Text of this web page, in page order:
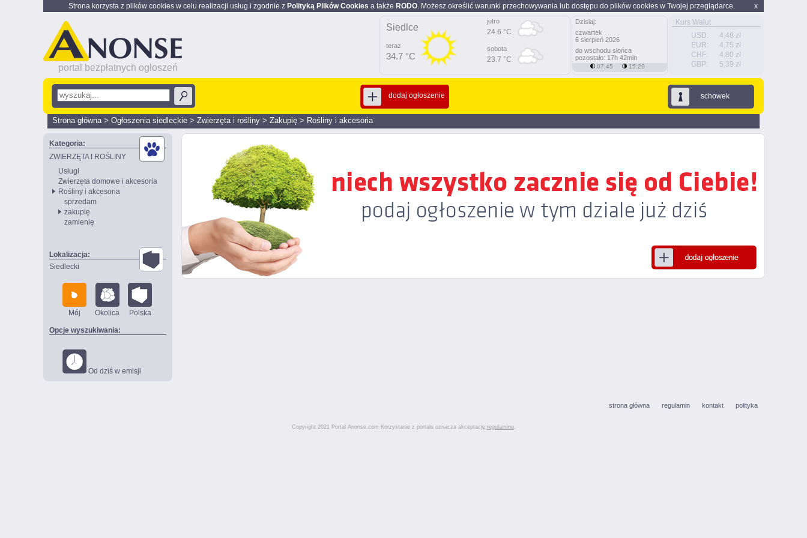
x
Strona korzysta z plików cookies w celu realizacji usług i zgodnie z Polityką Plików Cookies a także RODO. Możesz określić warunki przechowywania lub dostępu do plików cookies w Twojej przeglądarce.
portal bezpłatnych ogłoszeń
Kurs Walut
USD:
4,48 zł
EUR:
4,75 zł
CHF:
4,80 zł
GBP:
5,39 zł
Siedlce
teraz
34.7 °C
jutro
24.6 °C
sobota
23.7 °C
Dzisiaj:
czwartek
6 sierpień 2026
do wschodu słońca
pozostało: 17h 42min
07:45 15:29
schowek
dodaj ogłoszenie
Strona główna> Ogłoszenia siedleckie > Zwierzęta i rośliny > Zakupię > Rośliny i akcesoria
Kategoria:
ZWIERZĘTA I ROŚLINY
Usługi
Zwierzęta domowe i akcesoria
Rośliny i akcesoria
sprzedam
zakupię
zamienię
Lokalizacja:
Siedlecki
Mój Okolica Polska
Opcje wyszukiwania:
Od dziś w emisji
strona główna regulamin kontakt polityka
Copyright 2021 Portal Anonse.com Korzystanie z portalu oznacza akceptację regulaminu.